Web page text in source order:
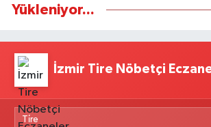
Yükleniyor...
İzmir Tire Nöbetçi